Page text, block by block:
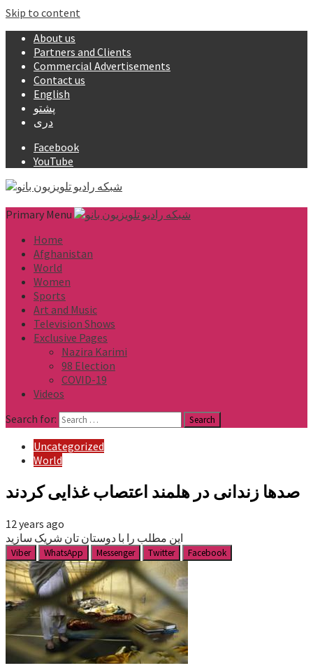
Skip to content
About us
Partners and Clients
Commercial Advertisements
Contact us
English
پشتو
دری
Facebook
YouTube
Primary Menu
Home
Afghanistan
World
Women
Sports
Art and Music
Television Shows
Exclusive Pages
Nazira Karimi
98 Election
COVID-19
Videos
Search for:
Uncategorized
World
صدها زندانی در هلمند اعتصاب غذایی کردند
12 years ago
این مطلب را با دوستان تان شریک سازید
Viber WhatsApp Messenger Twitter Facebook